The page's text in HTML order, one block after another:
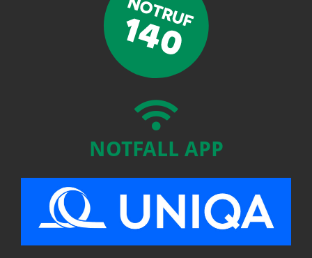
NOTFALL APP